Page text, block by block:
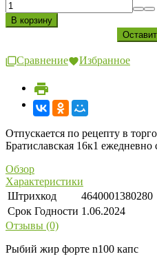
Сравнение Избранное
Отпускается по рецепту в
Братиславская 16к1 ежедневно
Обзор
Характеристики
Штрихкод
4640001380280
Срок Годности 1.06.2024
Отзывы (0)
Рыбий жир форте n100 капс